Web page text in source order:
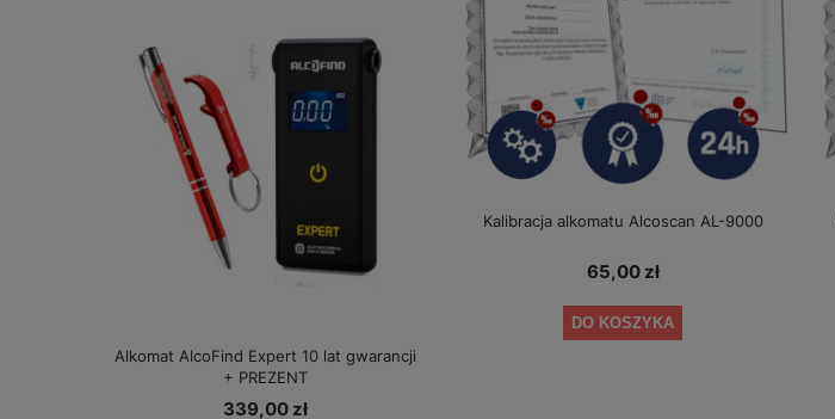
Alkomat AlcoFind Expert 10 lat gwarancji
+ PREZENT
339,00 zł
Kalibracja alkomatu Alcoscan AL-9000
65,00 zł
DO KOSZYKA